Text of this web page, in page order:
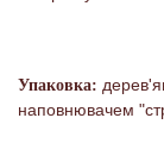
Упаковка:
наповнювачем